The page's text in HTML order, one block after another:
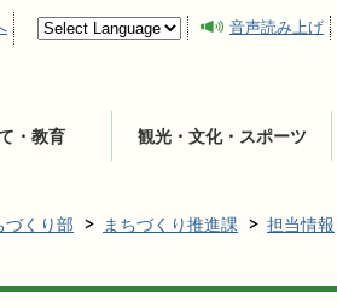
音声読み上げ
・教育 観光・文化・スポーツ
づくり部 まちづくり推進課 担当情報